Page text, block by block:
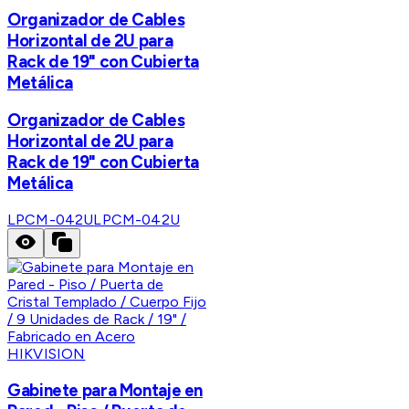
Organizador de Cables
Horizontal de 2U para
Rack de 19" con Cubierta
Metálica
Organizador de Cables
Horizontal de 2U para
Rack de 19" con Cubierta
Metálica
LPCM-042ULPCM-042U
HIKVISION
Gabinete para Montaje en